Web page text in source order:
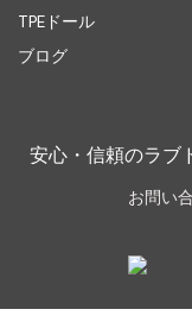
TPEドール
ブログ
安心・信頼のラブ
お問い